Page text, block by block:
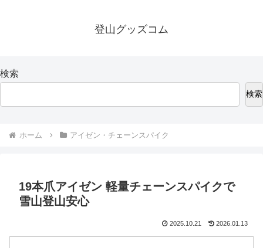
登山グッズコム
検索
検索
ホーム アイゼン・チェーンスパイク
19本爪アイゼン 軽量チェーンスパイクで
雪山登山安心
2025.10.21 2026.01.13